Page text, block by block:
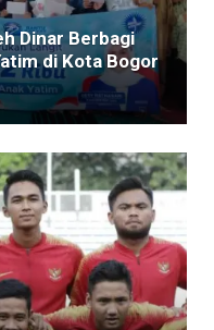
Dinar Berbagi
di Kota Bogor